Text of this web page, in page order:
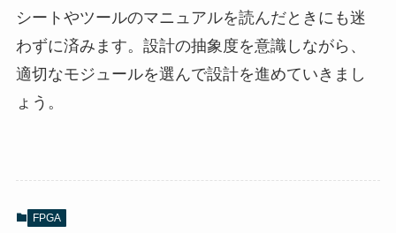
シートやツールのマニュアルを読んだときにも迷
わずに済みます。設計の抽象度を意識しながら、
適切なモジュールを選んで設計を進めていきまし
ょう。
FPGA